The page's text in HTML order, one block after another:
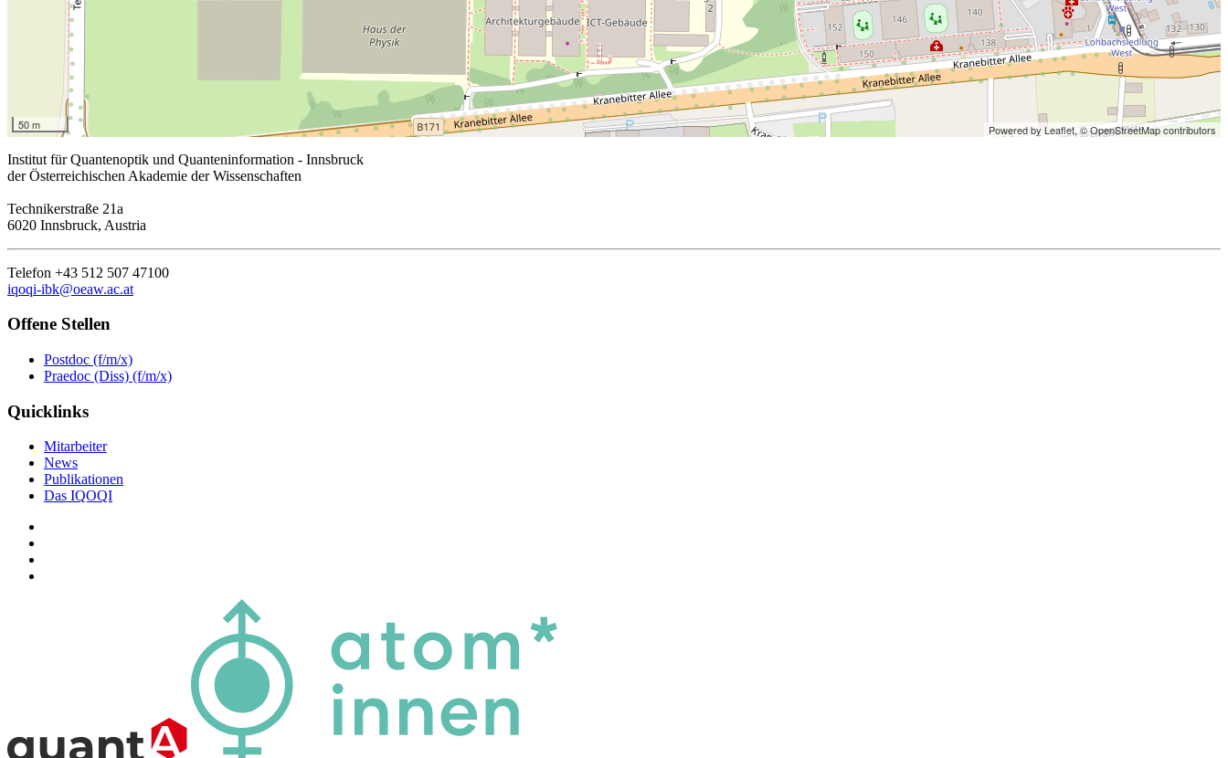
50 m Powered by Leaflet, © OpenStreetMap contributors
Institut für Quantenoptik und Quanteninformation - Innsbruck
der Österreichischen Akademie der Wissenschaften
Technikerstraße 21a
6020 Innsbruck, Austria
Telefon +43 512 507 47100
iqoqi-ibk@oeaw.ac.at
Offene Stellen
Postdoc (f/m/x)
Praedoc (Diss) (f/m/x)
Quicklinks
Mitarbeiter
News
Publikationen
Das IQOQI